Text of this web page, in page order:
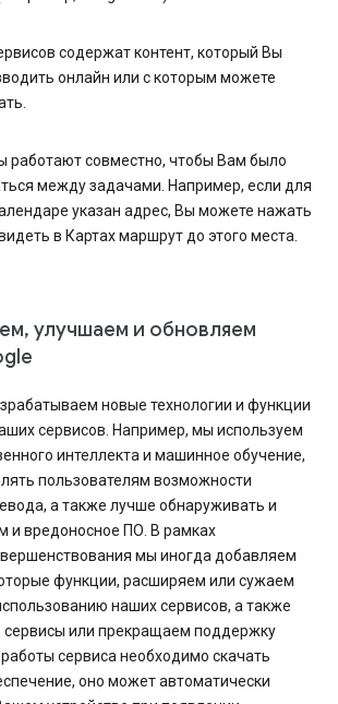
содержат контент, который Вы
онлайн или с которым можете
работают совместно, чтобы Вам было
между задачами. Например, если для
указан адрес, Вы можете нажать
в Картах маршрут до этого места.
улучшаем и обновляем
новые технологии и функции
сервисов. Например, мы используем
интеллекта и машинное обучение,
пользователям возможности
а также лучше обнаруживать и
и вредоносное ПО. В рамках
мы иногда добавляем
функции, расширяем или сужаем
наших сервисов, а также
сервисы или прекращаем поддержку
сервиса необходимо скачать
оно может автоматически